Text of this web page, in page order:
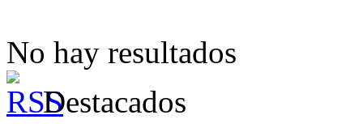
No hay resultados
Destacados